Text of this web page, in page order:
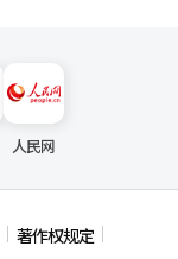
人民网
著作权规定